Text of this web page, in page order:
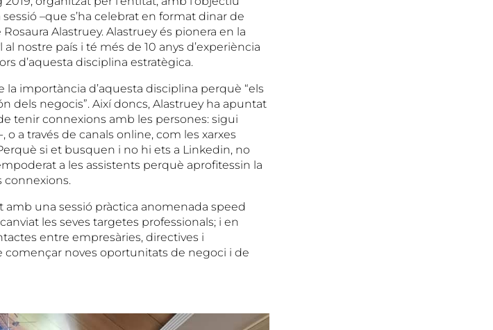
–que s’ha celebrat en format dinar de
Alastruey. Alastruey és pionera en la
nostre país i té més de 10 anys d’experiència
d’aquesta disciplina estratègica.
importància d’aquesta disciplina perquè “els
dels negocis”. Així doncs, Alastruey ha apuntat
tenir connexions amb les persones: sigui
a través de canals online, com les xarxes
si et busquen i no hi ets a Linkedin, no
a les assistents perquè aprofitessin la
connexions.
una sessió pràctica anomenada speed
les seves targetes professionals; i en
entre empresàries, directives i
començar noves oportunitats de negoci i de